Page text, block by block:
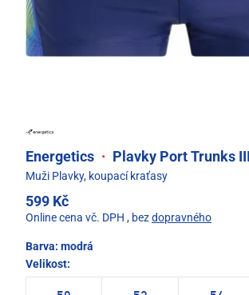
Energetics · Plavky Port Trunks
Muži Plavky, koupací kraťasy
599 Kč
Online cena vč. DPH , bezdopravného
Barva: modrá
Velikost: